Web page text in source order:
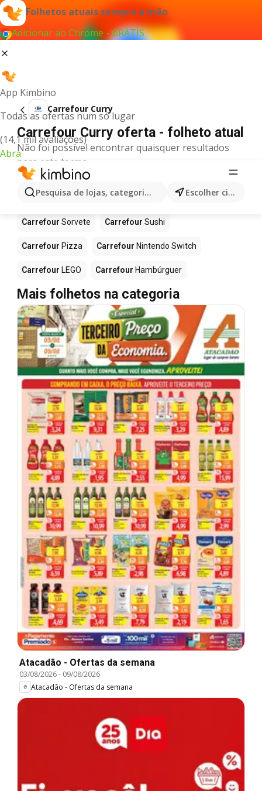
Folhetos atuais sempre à mão
Adicionar ao Chrome - GRÁTIS
App Kimbino
Todas as ofertas num só lugar
(14,1 mil avaliações)
Abra
Pesquisa de lojas, categorias,produtos... Escolher cidade
Carrefour Curry
Carrefour Curry oferta - folheto atual
Não foi possível encontrar quaisquer resultados
para este termo.
Mais produtos em Carrefour
CarrefourCafé CarrefourCelulares
Carrefour Sorvete Carrefour Sushi
Carrefour Pizza Carrefour Nintendo Switch
Carrefour LEGO Carrefour Hambúrguer
Mais folhetos na categoria
Atacadão - Ofertas da semana
03/08/2026- 09/08/2026
Atacadão - Ofertas da semana